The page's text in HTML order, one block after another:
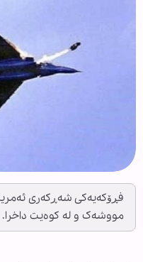
فڕۆکەیەکی شەڕکەری
مووشەک و لە کوەیت داخرا.